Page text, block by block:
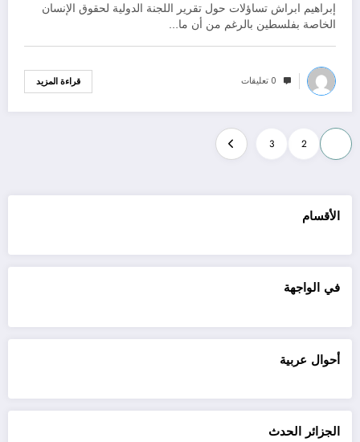
إبراهيم ابراش تساؤلات حول تقرير اللجنة الدولية لحقوق الإنسان
الخاصة بفلسطين بالرغم من أن ما…
0 تعليقات قراءة المزيد
Posts
pagination
2
3
الأقسام
في الواجهة
أحوال عربية
الجزائر الحدث